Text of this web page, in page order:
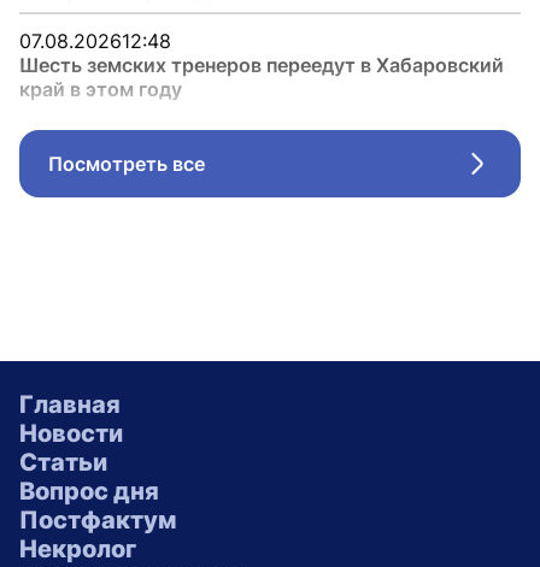
07.08.202612:48
Шесть земских тренеров переедут в Хабаровский
край в этом году
Посмотреть все
Главная
Новости
Статьи
Вопрос дня
Постфактум
Некролог